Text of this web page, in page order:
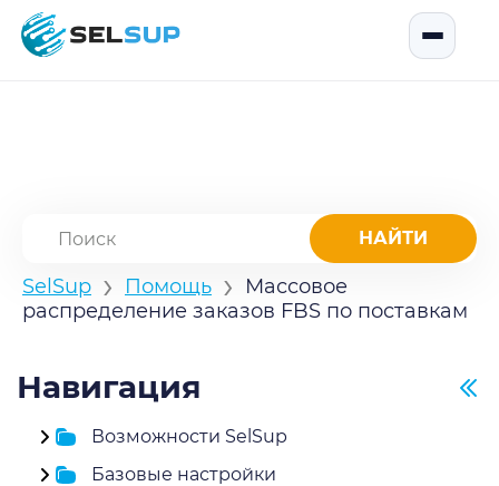
SelSup
SelSup › Помощь ›
Массовое
распределение заказов FBS по поставкам
Навигация
Возможности SelSup
Базовые настройки